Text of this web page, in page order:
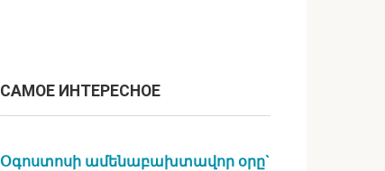
САМОЕ ИНТЕРЕСНОЕ
Օգոստոսի ամենաբախտավոր օրը`